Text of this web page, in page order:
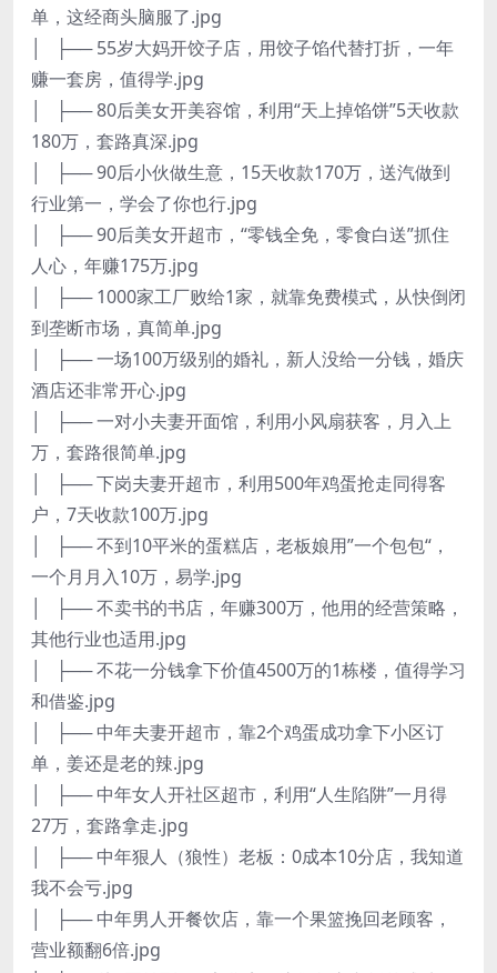
单，这经商头脑服了.jpg
│ ├── 55岁大妈开饺子店，用饺子馅代替打折，一年
赚一套房，值得学.jpg
│ ├── 80后美女开美容馆，利用“天上掉馅饼”5天收款
180万，套路真深.jpg
│ ├── 90后小伙做生意，15天收款170万，送汽做到
行业第一，学会了你也行.jpg
│ ├── 90后美女开超市，“零钱全免，零食白送”抓住
人心，年赚175万.jpg
│ ├── 1000家工厂败给1家，就靠免费模式，从快倒闭
到垄断市场，真简单.jpg
│ ├── 一场100万级别的婚礼，新人没给一分钱，婚庆
酒店还非常开心.jpg
│ ├── 一对小夫妻开面馆，利用小风扇获客，月入上
万，套路很简单.jpg
│ ├── 下岗夫妻开超市，利用500年鸡蛋抢走同得客
户，7天收款100万.jpg
│ ├── 不到10平米的蛋糕店，老板娘用”一个包包“，
一个月月入10万，易学.jpg
│ ├── 不卖书的书店，年赚300万，他用的经营策略，
其他行业也适用.jpg
│ ├── 不花一分钱拿下价值4500万的1栋楼，值得学习
和借鉴.jpg
│ ├── 中年夫妻开超市，靠2个鸡蛋成功拿下小区订
单，姜还是老的辣.jpg
│ ├── 中年女人开社区超市，利用“人生陷阱”一月得
27万，套路拿走.jpg
│ ├── 中年狠人（狼性）老板：0成本10分店，我知道
我不会亏.jpg
│ ├── 中年男人开餐饮店，靠一个果篮挽回老顾客，
营业额翻6倍.jpg